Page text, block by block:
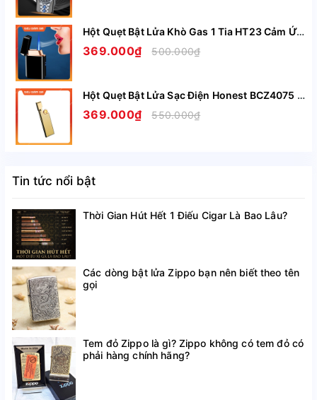
Hột Quẹt Bật Lửa Khò Gas 1 Tia HT23 Cảm Ứng Lắc Tay Có Ô Quan Sát Gas - Giao Màu Ngẫu Nhiên
369.000₫ 500.000₫
Hột Quẹt Bật Lửa Sạc Điện Honest BCZ4075 Siêu Mỏng Sạc Nhanh Chỉ Trong 5 Phút - Nhiều Màu
369.000₫ 550.000₫
Tin tức nổi bật
Thời Gian Hút Hết 1 Điếu Cigar Là Bao Lâu?
Các dòng bật lửa Zippo bạn nên biết theo tên
gọi
Tem đỏ Zippo là gì? Zippo không có tem đỏ có
phải hàng chính hãng?